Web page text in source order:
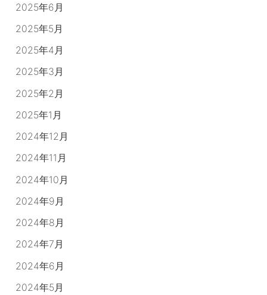
2025年6月
2025年5月
2025年4月
2025年3月
2025年2月
2025年1月
2024年12月
2024年11月
2024年10月
2024年9月
2024年8月
2024年7月
2024年6月
2024年5月